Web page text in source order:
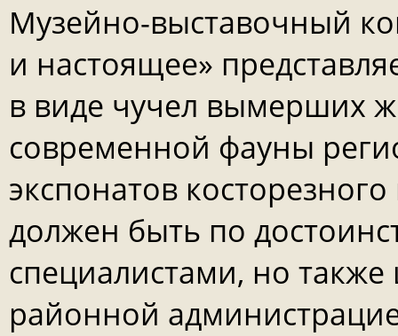
Музейно-выставочный
и настоящее»
в виде чучел вымерших
современной фауны
экспонатов
должен быть по
специалистами, но
районной